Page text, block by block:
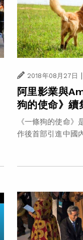
2018年08月27日 |
阿里影業與
狗的使命》續
《一條狗的使命
作後首部引進中國